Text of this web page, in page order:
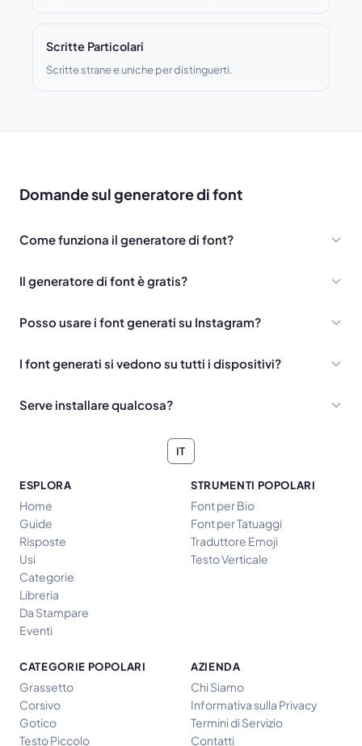
Scritte Particolari
Scritte strane e uniche per distinguerti.
Domande sul generatore di font
Come funziona il generatore di font?
Il generatore di font è gratis?
Posso usare i font generati su Instagram?
I font generati si vedono su tutti i dispositivi?
Serve installare qualcosa?
IT
ESPLORA
Home
Guide
Risposte
Usi
Categorie
Libreria
Da Stampare
Eventi
STRUMENTI POPOLARI
Font per Bio
Font per Tatuaggi
Traduttore Emoji
Testo Verticale
CATEGORIE POPOLARI
Grassetto
Corsivo
Gotico
Testo Piccolo
AZIENDA
Chi Siamo
Informativa sulla Privacy
Termini di Servizio
Contatti